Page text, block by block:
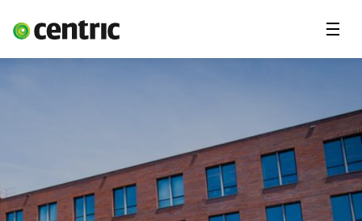
Oplossingen
Careers